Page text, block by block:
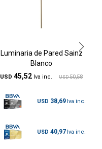
Luminaria de Pared Sainz
Blanco
USD 45,52 USD 50,58
USD 38,69
USD 40,97